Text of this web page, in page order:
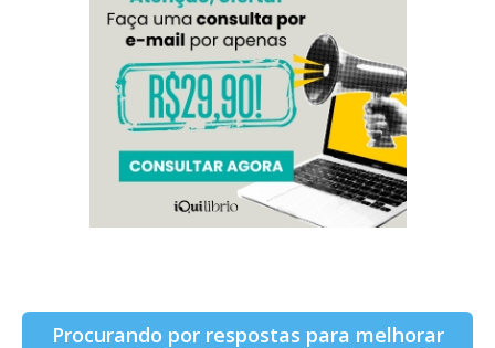
Procurando por respostas para melhorar